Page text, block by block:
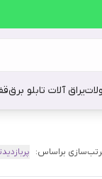
یراق آلات تابلو برق
براساس: